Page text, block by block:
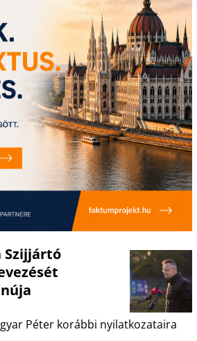
Szijjártó
Péter korábbi nyilatkozataira